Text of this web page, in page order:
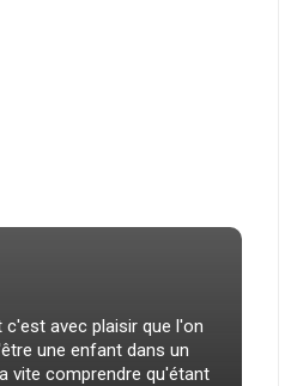
avec plaisir que l'on
une enfant dans un
vite comprendre qu'étant